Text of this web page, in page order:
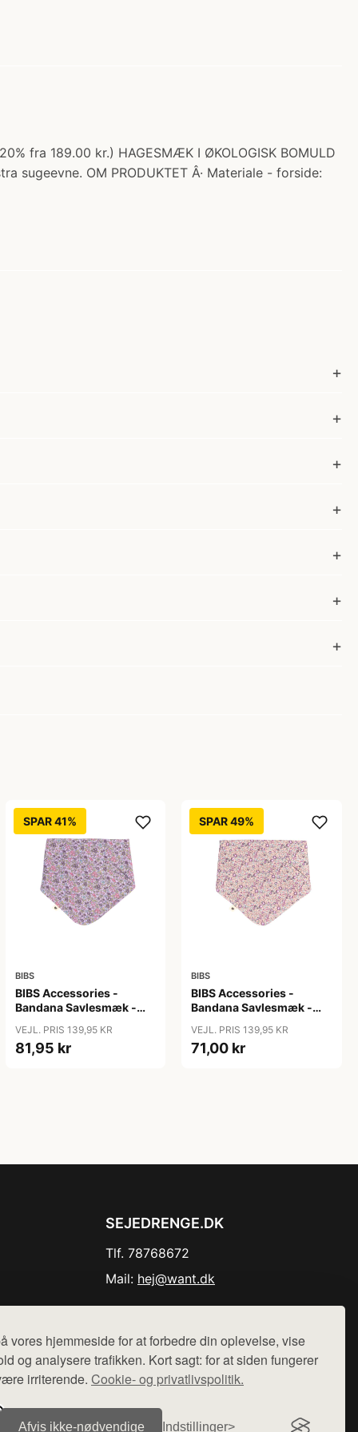
vores hjemmeside for at forbedre din oplevelse, vise
og analysere trafikken. Kort sagt: for at siden fungerer
irriterende. Cookie- og privatlivspolitik.
Afvis ikke‑nødvendige Indstillinger
fra 189.00 kr.) HAGESMÆK I ØKOLOGISK BOMULD
OM PRODUKTET Â· Materiale - forside:
SPAR 41%
BIBS
BIBS Accessories -
Bandana Savlesmæk -
Lawn/Violet Sky
VEJL. PRIS 139,95 KR
81,95 kr
SPAR 49%
BIBS
BIBS Accessories -
Bandana Savlesmæk -
VEJL. PRIS 139,95 KR
71,00 kr
SEJEDRENGE.DK
Tlf. 78768672
Mail: hej@want.dk
sælges ikke varer fra denne side - vi henviser til de shops,